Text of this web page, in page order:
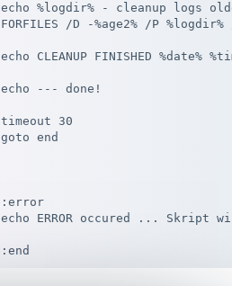
echo %logdir% - cleanup logs
FORFILES /D -%age2% /P
echo CLEANUP FINISHED %date%
echo --- done!
timeout 30
goto end
:error
echo ERROR occured ... Skript